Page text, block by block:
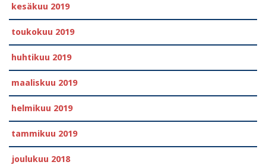
kesäkuu 2019
toukokuu 2019
huhtikuu 2019
maaliskuu 2019
helmikuu 2019
tammikuu 2019
joulukuu 2018